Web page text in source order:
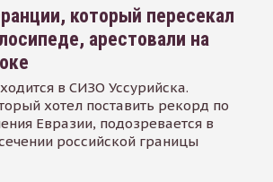
который пересекал
арестовали на
в СИЗО Уссурийска.
хотел поставить рекорд по
Евразии, подозревается в
российской границы